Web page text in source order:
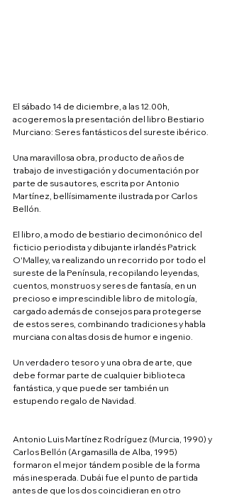
El sábado 14 de diciembre, a las 12.00h,
acogeremos la presentación del libro Bestiario
Murciano: Seres fantásticos del sureste ibérico.
Una maravillosa obra, producto de años de
trabajo de investigación y documentación por
parte de sus autores, escrita por Antonio
Martínez, bellísimamente ilustrada por Carlos
Bellón.
El libro, a modo de bestiario decimonónico del
ficticio periodista y dibujante irlandés Patrick
O'Malley, va realizando un recorrido por todo el
sureste de la Península, recopilando leyendas,
cuentos, monstruos y seres de fantasía, en un
precioso e imprescindible libro de mitología,
cargado además de consejos para protegerse
de estos seres, combinando tradiciones y habla
murciana con altas dosis de humor e ingenio.
Un verdadero tesoro y una obra de arte, que
debe formar parte de cualquier biblioteca
fantástica, y que puede ser también un
estupendo regalo de Navidad.
Antonio Luis Martínez Rodríguez (Murcia, 1990) y
Carlos Bellón (Argamasilla de Alba, 1995)
formaron el mejor tándem posible de la forma
más inesperada. Dubái fue el punto de partida
antes de que los dos coincidieran en otro